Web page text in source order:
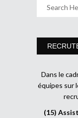
Dans le
équipes sur
(15)